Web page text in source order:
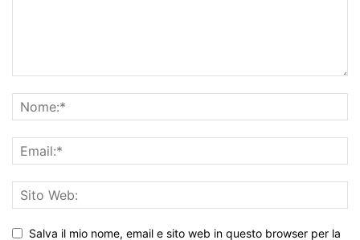
Salva il mio nome, email e sito web in questo browser per la